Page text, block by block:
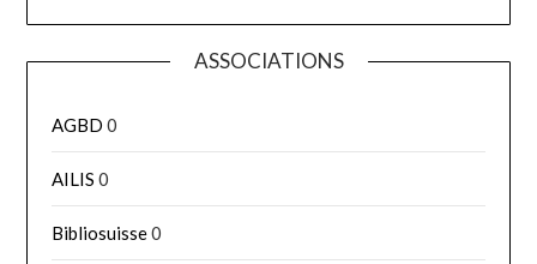
ASSOCIATIONS
AGBD 0
AILIS 0
Bibliosuisse0